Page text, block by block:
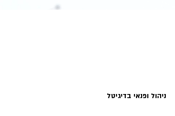
ניהול ופנאי בדיגיטל